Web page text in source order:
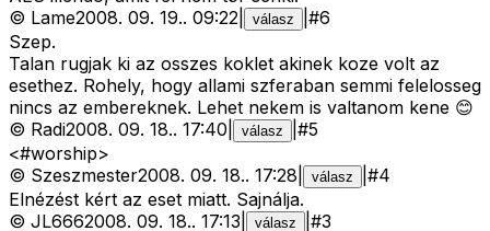
© Lame2008. 09. 19.. 09:22 válasz #6
Szep.
Talan rugjak ki az osszes koklet akinek koze volt az
esethez. Rohely, hogy allami szferaban semmi felelosseg
nincs az embereknek. Lehet nekem is valtanom kene 😊
© Radi2008. 09. 18.. 17:40 válasz #5
<#worship>
© Szeszmester2008. 09. 18.. 17:28 válasz #4
Elnézést kért az eset miatt. Sajnálja.
© JL6662008. 09. 18.. 17:13 válasz #3